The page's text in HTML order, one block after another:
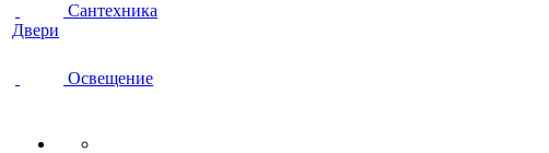
Сантехника
Двери
Освещение